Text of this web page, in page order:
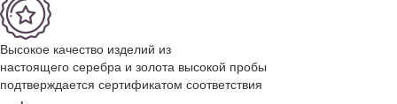
Высокое качество изделий из
настоящего серебра и золота высокой пробы
подтверждается сертификатом соответствия